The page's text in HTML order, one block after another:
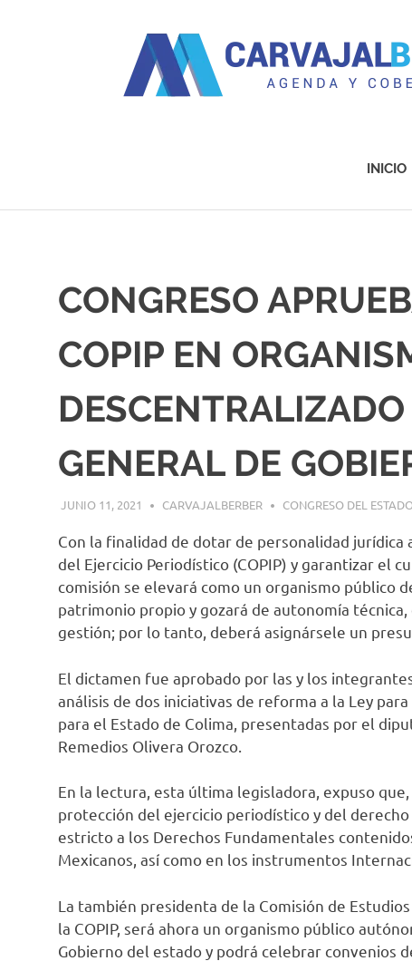
INICIO
CONGRESO
COPIP EN
GENERAL DE
JUNIO 11, 2021 CARVAJALBERBER CONGRESO DEL
Con la finalidad de dotar de personalidad
del Ejercicio Periodístico (COPIP) y garantizar el
comisión se elevará como un organismo público
patrimonio propio y gozará de autonomía
gestión; por lo tanto, deberá asignársele un
El dictamen fue aprobado por las y los
análisis de dos iniciativas de reforma a la Ley
para el Estado de Colima, presentadas por el
Remedios Olivera Orozco.
En la lectura, esta última legisladora, expuso
protección del ejercicio periodístico y del
estricto a los Derechos Fundamentales
Mexicanos, así como en los instrumentos
La también presidenta de la Comisión de
la COPIP, será ahora un organismo público
Gobierno del estado y podrá celebrar convenios